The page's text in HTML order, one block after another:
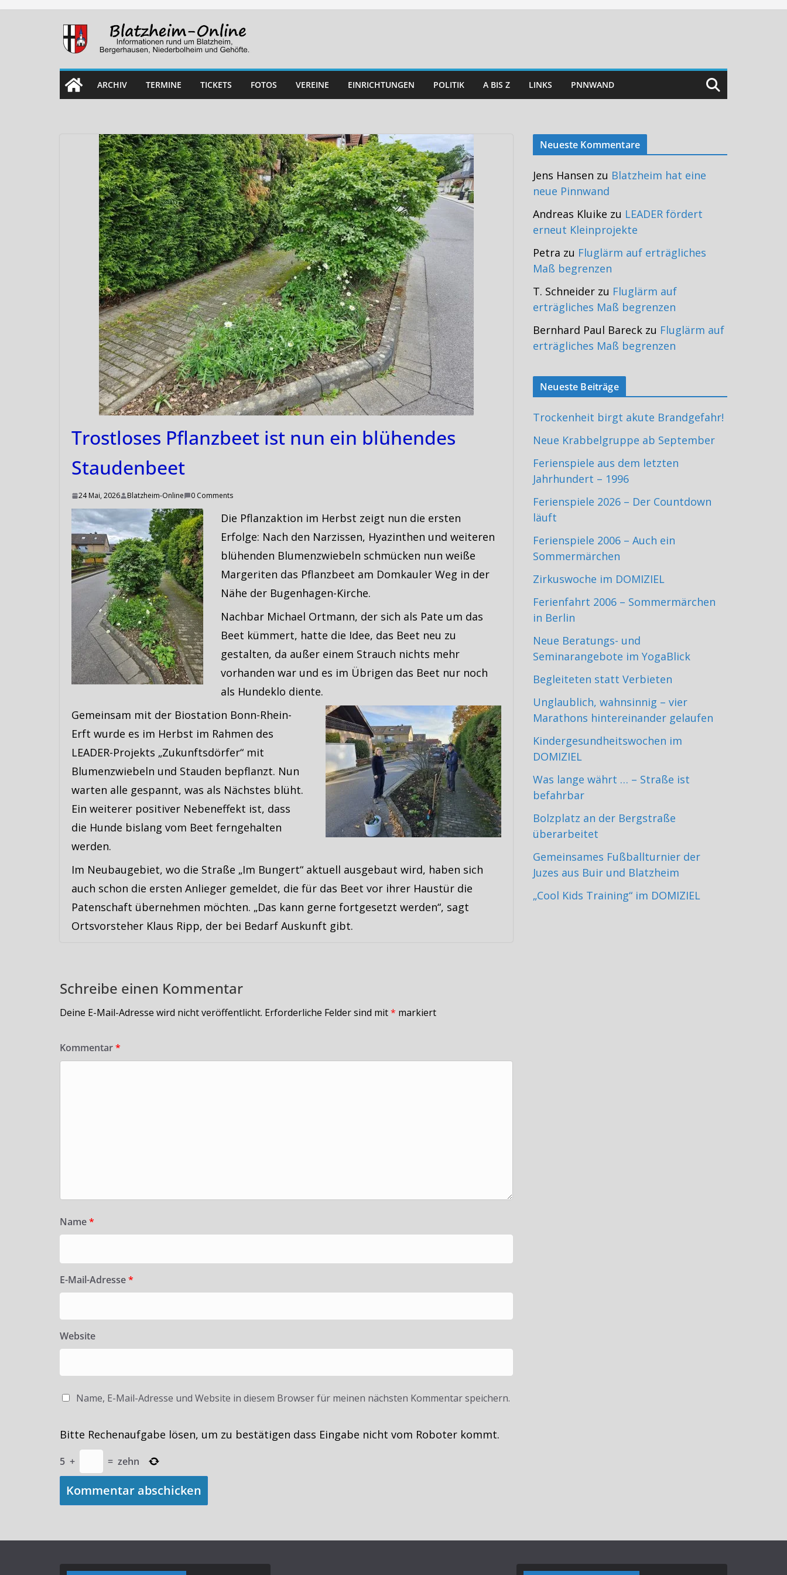
Skip
ARCHIV TERMINE TICKETS FOTOS VEREINE EINRICHTUNGEN POLITIK A BIS Z LINKS PNNWAND
Trostloses Pflanzbeet ist nun ein blühendes
Staudenbeet
24 Mai, 2026 Blatzheim-Online 0 Comments
Die Pflanzaktion im Herbst zeigt nun die ersten
Erfolge: Nach den Narzissen, Hyazinthen und weiteren
blühenden Blumenzwiebeln schmücken nun weiße
Margeriten das Pflanzbeet am Domkauler Weg in der
Nähe der Bugenhagen-Kirche.
Nachbar Michael Ortmann, der sich als Pate um das
Beet kümmert, hatte die Idee, das Beet neu zu
gestalten, da außer einem Strauch nichts mehr
vorhanden war und es im Übrigen das Beet nur noch
als Hundeklo diente.
Gemeinsam mit der Biostation Bonn-Rhein-
Erft wurde es im Herbst im Rahmen des
LEADER-Projekts „Zukunftsdörfer“ mit
Blumenzwiebeln und Stauden bepflanzt. Nun
warten alle gespannt, was als Nächstes blüht.
Ein weiterer positiver Nebeneffekt ist, dass
die Hunde bislang vom Beet ferngehalten
werden.
Im Neubaugebiet, wo die Straße „Im Bungert“ aktuell ausgebaut wird, haben sich
auch schon die ersten Anlieger gemeldet, die für das Beet vor ihrer Haustür die
Patenschaft übernehmen möchten. „Das kann gerne fortgesetzt werden“, sagt
Ortsvorsteher Klaus Ripp, der bei Bedarf Auskunft gibt.
Schreibe einen Kommentar
Deine E-Mail-Adresse wird nicht veröffentlicht. Erforderliche Felder sind mit* markiert
Kommentar*
Name*
E-Mail-Adresse*
Website
Name, E-Mail-Adresse und Website in diesem Browser für meinen nächsten Kommentar speichern.
Bitte Rechenaufgabe lösen, um zu bestätigen dass Eingabe nicht vom Roboter kommt.
5 + = zehn
Neueste Kommentare
Jens Hansen zu Blatzheim hat eine
neue Pinnwand
Andreas Kluike zu LEADER fördert
erneut Kleinprojekte
Petra zu Fluglärm auf erträgliches
Maß begrenzen
T. Schneider zu Fluglärm auf
erträgliches Maß begrenzen
Bernhard Paul Bareck zu Fluglärm auf
erträgliches Maß begrenzen
Neueste Beiträge
Trockenheit birgt akute Brandgefahr!
Neue Krabbelgruppe ab September
Ferienspiele aus dem letzten
Jahrhundert – 1996
Ferienspiele 2026 – Der Countdown
läuft
Ferienspiele 2006 – Auch ein
Sommermärchen
Zirkuswoche im DOMIZIEL
Ferienfahrt 2006 – Sommermärchen
in Berlin
Neue Beratungs- und
Seminarangebote im YogaBlick
Begleiteten statt Verbieten
Unglaublich, wahnsinnig – vier
Marathons hintereinander gelaufen
Kindergesundheitswochen im
DOMIZIEL
Was lange währt … – Straße ist
befahrbar
Bolzplatz an der Bergstraße
überarbeitet
Gemeinsames Fußballturnier der
Juzes aus Buir und Blatzheim
„Cool Kids Training“ im DOMIZIEL